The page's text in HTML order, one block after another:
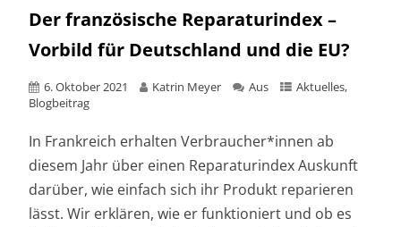
Der französische Reparaturindex –
Vorbild für Deutschland und die EU?
6. Oktober 2021 Katrin Meyer Aus Aktuelles,
Blogbeitrag
In Frankreich erhalten Verbraucher*innen ab
diesem Jahr über einen Reparaturindex Auskunft
darüber, wie einfach sich ihr Produkt reparieren
lässt. Wir erklären, wie er funktioniert und ob es